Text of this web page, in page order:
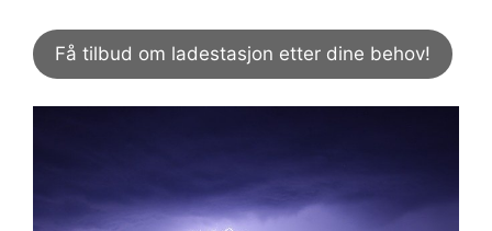
Få tilbud om ladestasjon etter dine behov!